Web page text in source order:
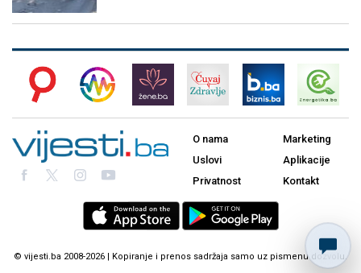
O nama
Uslovi
Privatnost
Marketing
Aplikacije
Kontakt
© vijesti.ba 2008-2026 | Kopiranje i prenos sadržaja samo uz pismenu dozvolu.